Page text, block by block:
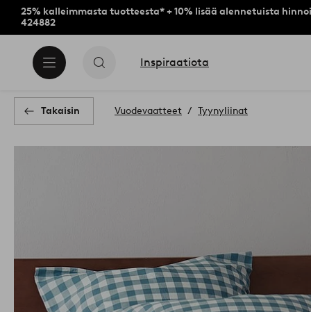
25% kalleimmasta tuotteesta* + 10% lisää alennetuista
424882
Inspiraatiota
Takaisin Vuodevaatteet Tyynyliinat